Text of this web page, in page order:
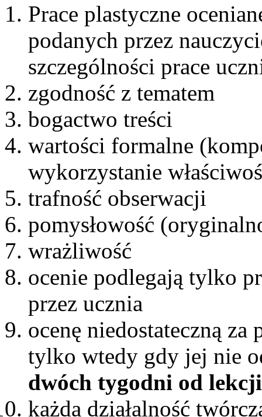
Prace plastyczne
podanych przez
szczególności prace
zgodność z tematem
bogactwo treści
wartości formalne
wykorzystanie
trafność obserwacji
pomysłowość
wrażliwość
ocenie podlegają tylko
przez ucznia
ocenę niedostateczną
tylko wtedy gdy jej nie
dwóch tygodni od
każda działalność